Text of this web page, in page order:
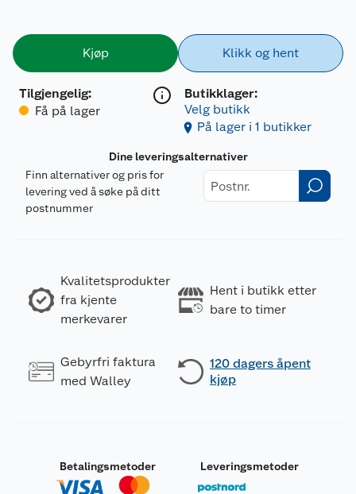
Kjøp
Tilgjengelig:
Få på lager
Klikk og hent
Butikklager:
Velg butikk
På lager i 1 butikker
Dine leveringsalternativer
Finn alternativer og pris for
levering ved å søke på ditt
postnummer
Kvalitetsprodukter
fra kjente
merkevarer
Hent i butikk etter
bare to timer
Gebyrfri faktura
med Walley
120 dagers åpent
kjøp
Betalingsmetoder Leveringsmetoder